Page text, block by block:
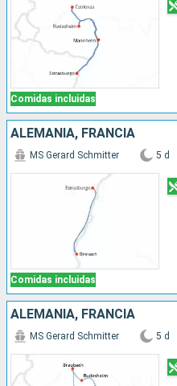
Comidas incluidas
ALEMANIA, FRANCIA
Comidas incluidas
MS Gerard Schmitter 5 d
ALEMANIA, FRANCIA
MS Gerard Schmitter 5 d